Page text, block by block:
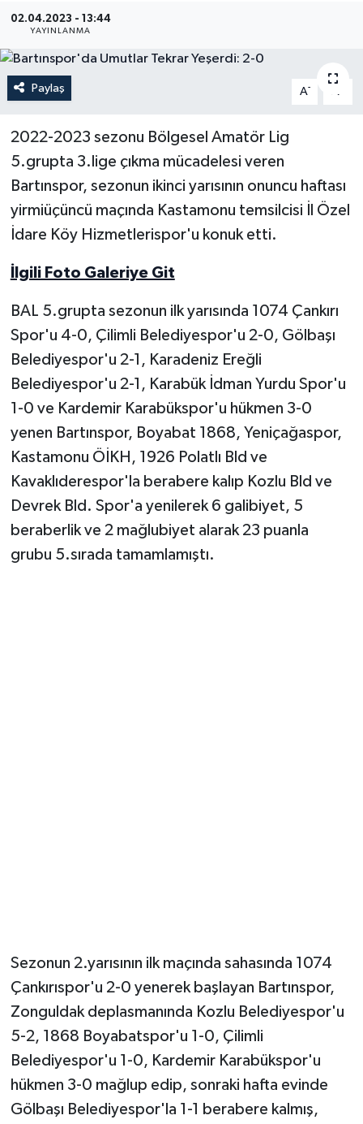
02.04.2023 - 13:44
YAYINLANMA
Paylaş A-
2022-2023 sezonu Bölgesel Amatör Lig
5.grupta 3.lige çıkma mücadelesi veren
Bartınspor, sezonun ikinci yarısının onuncu haftası
yirmiüçüncü maçında Kastamonu temsilcisi İl Özel
İdare Köy Hizmetlerispor'u konuk etti.
İlgili Foto Galeriye Git
BAL 5.grupta sezonun ilk yarısında 1074 Çankırı
Spor'u 4-0, Çilimli Belediyespor'u 2-0, Gölbaşı
Belediyespor'u 2-1, Karadeniz Ereğli
Belediyespor'u 2-1, Karabük İdman Yurdu Spor'u
1-0 ve Kardemir Karabükspor'u hükmen 3-0
yenen Bartınspor, Boyabat 1868, Yeniçağaspor,
Kastamonu ÖİKH, 1926 Polatlı Bld ve
Kavaklıderespor'la berabere kalıp Kozlu Bld ve
Devrek Bld. Spor'a yenilerek 6 galibiyet, 5
beraberlik ve 2 mağlubiyet alarak 23 puanla
grubu 5.sırada tamamlamıştı.
Sezonun 2.yarısının ilk maçında sahasında 1074
Çankırıspor'u 2-0 yenerek başlayan Bartınspor,
Zonguldak deplasmanında Kozlu Belediyespor'u
5-2, 1868 Boyabatspor'u 1-0, Çilimli
Belediyespor'u 1-0, Kardemir Karabükspor'u
hükmen 3-0 mağlup edip, sonraki hafta evinde
Gölbaşı Belediyespor'la 1-1 berabere kalmış,
Medya
Sivil Toplum
Siyaset
Spor
Tarım
Turizm
Yaşam
Yerel Yönetimler
YEREL